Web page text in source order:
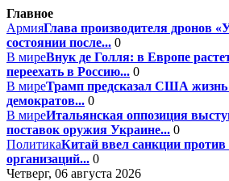
Главное
АрмияГлава производителя дронов
состоянии после... 0
В миреВнук де Голля: в Европе
переехать в Россию... 0
В миреТрамп предсказал США жизнь
демократов... 0
В миреИтальянская оппозиция
поставок оружия Украине... 0
ПолитикаКитай ввел санкции
организаций... 0
Четверг, 06 августа 2026